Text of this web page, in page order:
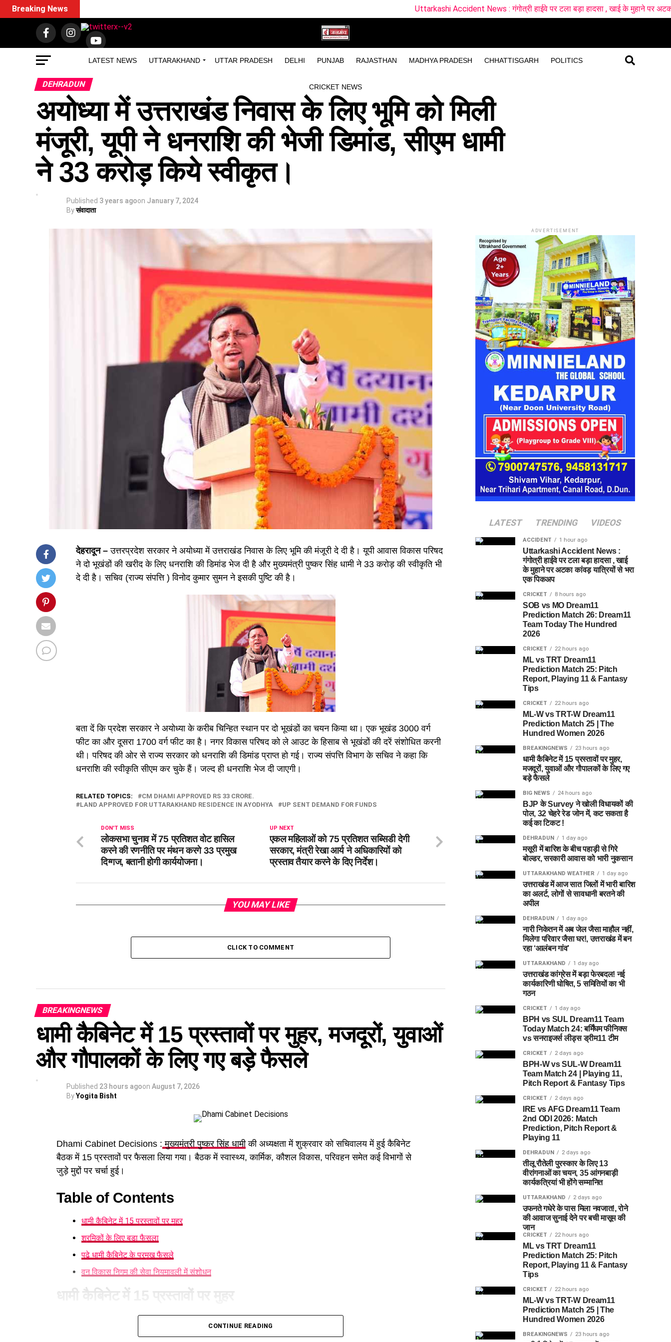
LATEST NEWS UTTARAKHAND UTTAR PRADESH DELHI PUNJAB RAJASTHAN MADHYA PRADESH CHHATTISGARH POLITICS
CRICKET NEWS
Breaking News Uttarkashi Accident News : गंगोत्री हाईवे पर टला बड़ा हादसा , खाई के मुहाने पर अटका कांवड़ यात्रियों से
DEHRADUN
अयोध्या में उत्तराखंड निवास के लिए भूमि को मिली
मंजूरी, यूपी ने धनराशि की भेजी डिमांड, सीएम धामी
ने 33 करोड़ किये स्वीकृत।
Published 3 years agoon January 7, 2024
Byसंवादाता
देहरादून – उत्तरप्रदेश सरकार ने अयोध्या में उत्तराखंड निवास के लिए भूमि की मंजूरी दे दी है। यूपी आवास विकास परिषद
ने दो भूखंडों की खरीद के लिए धनराशि की डिमांड भेज दी है और मुख्यमंत्री पुष्कर सिंह धामी ने 33 करोड़ की स्वीकृति भी
दे दी है। सचिव (राज्य संपत्ति ) विनोद कुमार सुमन ने इसकी पुष्टि की है।
बता दें कि प्रदेश सरकार ने अयोध्या के करीब चिन्हित स्थान पर दो भूखंडों का चयन किया था। एक भूखंड 3000 वर्ग
फीट का और दूसरा 1700 वर्ग फीट का है। नगर विकास परिषद को ले आउट के हिसाब से भूखंडों की दरें संशोधित करनी
थी। परिषद की ओर से राज्य सरकार को धनराशि की डिमांड प्राप्त हो गई। राज्य संपत्ति विभाग के सचिव ने कहा कि
धनराशि की स्वीकृति सीएम कर चुके हैं। जल्द ही धनराशि भेज दी जाएगी।
RELATED TOPICS:
CM DHAMI APPROVED RS 33 CRORE.
LAND APPROVED FOR UTTARAKHAND RESIDENCE IN AYODHYA
UP SENT DEMAND FOR FUNDS
UP NEXT
एकल महिलाओं को 75 प्रतिशत सब्सिडी देगी
सरकार, मंत्री रेखा आर्य ने अधिकारियों को
प्रस्ताव तैयार करने के दिए निर्देश।
DON'T MISS
लोकसभा चुनाव में 75 प्रतिशत वोट हासिल
करने की रणनीति पर मंथन करगे 33 प्रमुख
दिग्गज, बतानी होगी कार्ययोजना।
YOU MAY LIKE
CLICK TO COMMENT
BREAKINGNEWS
धामी कैबिनेट में 15 प्रस्तावों पर मुहर, मजदूरों, युवाओं
और गौपालकों के लिए गए बड़े फैसले
Published 23 hours agoon August 7, 2026
ByYogita Bisht
Dhami Cabinet Decisions : मुख्यमंत्री पुष्कर सिंह धामीकी अध्यक्षता में शुक्रवार को सचिवालय में हुई कैबिनेट
बैठक में 15 प्रस्तावों पर फैसला लिया गया। बैठक में स्वास्थ्य, कार्मिक, कौशल विकास, परिवहन समेत कई विभागों से
जुड़े मुद्दों पर चर्चा हुई।
Table of Contents
धामी कैबिनेट में 15 प्रस्तावों पर मुहर
श्रमिकों के लिए बड़ा फैसला
पढ़े धामी कैबिनेट के प्रमुख फैसले
वन विकास निगम की सेवा नियमावली में संशोधन
धामी कैबिनेट में 15 प्रस्तावों पर मुहर
आज हुई कैबिनेट की बैठक में 15 प्रस्तावों पर मुहर लगी है। कैबिनेट ने गोपालन योजना में सामान्य वर्ग को भी शामिल
करने का निर्णय लिया है। पात्र लोगों को सब्सिडी मिलेगी और वे गाय या भैंस खरीद सकेंगे।
CONTINUE READING
ADVERTISEMENT
LATEST TRENDING VIDEOS
ACCIDENT 1 hour ago
Uttarkashi Accident News :
गंगोत्री हाईवे पर टला बड़ा हादसा , खाई
के मुहाने पर अटका कांवड़ यात्रियों से भरा
एक पिकअप
CRICKET 8 hours ago
SOB vs MO Dream11
Prediction Match 26: Dream11
Team Today The Hundred
2026
CRICKET 22 hours ago
ML vs TRT Dream11
Prediction Match 25: Pitch
Report, Playing 11 & Fantasy
Tips
CRICKET 22 hours ago
ML-W vs TRT-W Dream11
Prediction Match 25 | The
Hundred Women 2026
BREAKINGNEWS 23 hours ago
धामी कैबिनेट में 15 प्रस्तावों पर मुहर,
मजदूरों, युवाओं और गौपालकों के लिए गए
बड़े फैसले
BIG NEWS 24 hours ago
BJP के Survey ने खोली विधायकों की
पोल, 32 चेहरे रेड जोन में, कट सकता है
कई का टिकट !
DEHRADUN 1 day ago
मसूरी में बारिश के बीच पहाड़ी से गिरे
बोल्डर, सरकारी आवास को भारी नुकसान
UTTARAKHAND WEATHER 1 day ago
उत्तराखंड में आज सात जिलों में भारी बारिश
का अलर्ट, लोगों से सावधानी बरतने की
अपील
DEHRADUN 1 day ago
नारी निकेतन में अब जेल जैसा माहौल नहीं,
मिलेगा परिवार जैसा घर!, उत्तराखंड में बन
रहा ‘आलंबन गांव’
UTTARAKHAND 1 day ago
उत्तराखंड कांग्रेस में बड़ा फेरबदल! नई
कार्यकारिणी घोषित, 5 समितियों का भी
गठन
CRICKET 1 day ago
BPH vs SUL Dream11 Team
Today Match 24: बर्मिंघम फीनिक्स
vs सनराइजर्स लीड्स ड्रीम11 टीम
CRICKET 2 days ago
BPH-W vs SUL-W Dream11
Team Match 24 | Playing 11,
Pitch Report & Fantasy Tips
CRICKET 2 days ago
IRE vs AFG Dream11 Team
2nd ODI 2026: Match
Prediction, Pitch Report &
Playing 11
DEHRADUN 2 days ago
तीलू रौतेली पुरस्कार के लिए 13
वीरांगनाओं का चयन, 35 आंगनबाड़ी
कार्यकत्रियां भी होंगे सम्मानित
UTTARAKHAND 2 days ago
उफनते गधेरे के पास मिला नवजात!, रोने
की आवाज सुनाई देने पर बची मासूम की
जान
CRICKET 22 hours ago
ML vs TRT Dream11
Prediction Match 25: Pitch
Report, Playing 11 & Fantasy
Tips
CRICKET 22 hours ago
ML-W vs TRT-W Dream11
Prediction Match 25 | The
Hundred Women 2026
BREAKINGNEWS 23 hours ago